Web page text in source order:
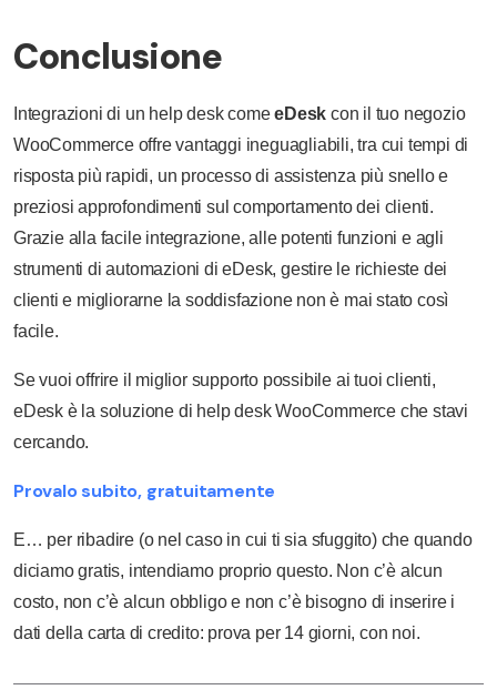
Conclusione
Integrazioni di un help desk comeeDesk con il tuo negozio
WooCommerce offre vantaggi ineguagliabili, tra cui tempi di
risposta più rapidi, un processo di assistenza più snello e
preziosi approfondimenti sul comportamento dei clienti.
Grazie alla facile integrazione, alle potenti funzioni e agli
strumenti di automazioni di eDesk, gestire le richieste dei
clienti e migliorarne la soddisfazione non è mai stato così
facile.
Se vuoi offrire il miglior supporto possibile ai tuoi clienti,
eDesk è la soluzione di help desk WooCommerce che stavi
cercando.
Provalo subito, gratuitamente
E… per ribadire (o nel caso in cui ti sia sfuggito) che quando
diciamo gratis, intendiamo proprio questo. Non c’è alcun
costo, non c’è alcun obbligo e non c’è bisogno di inserire i
dati della carta di credito: prova per 14 giorni, con noi.